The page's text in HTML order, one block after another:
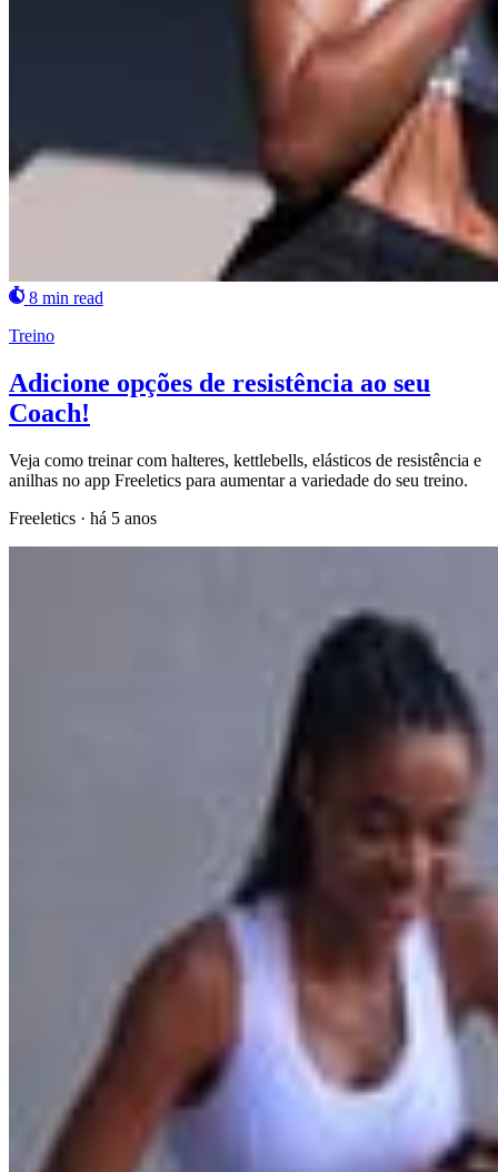
8 min read
Treino
Adicione opções de resistência ao seu
Coach!
Veja como treinar com halteres, kettlebells, elásticos de resistência e
anilhas no app Freeletics para aumentar a variedade do seu treino.
Freeletics · há 5 anos